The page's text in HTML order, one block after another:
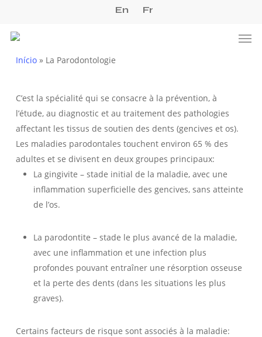
main
En Fr
Início» La Parodontologie
C’est la spécialité qui se consacre à la prévention, à
l’étude, au diagnostic et au traitement des pathologies
affectant les tissus de soutien des dents (gencives et os).
Les maladies parodontales touchent environ 65 % des
adultes et se divisent en deux groupes principaux:
La gingivite – stade initial de la maladie, avec une
inflammation superficielle des gencives, sans atteinte
de l’os.
La parodontite – stade le plus avancé de la maladie,
avec une inflammation et une infection plus
profondes pouvant entraîner une résorption osseuse
et la perte des dents (dans les situations les plus
graves).
Certains facteurs de risque sont associés à la maladie: